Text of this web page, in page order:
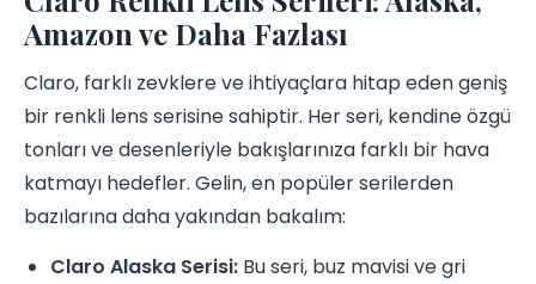
Amazon ve Daha Fazlası
Claro, farklı zevklere ve ihtiyaçlara hitap eden geniş
bir renkli lens serisine sahiptir. Her seri, kendine özgü
tonları ve desenleriyle bakışlarınıza farklı bir hava
katmayı hedefler. Gelin, en popüler serilerden
bazılarına daha yakından bakalım:
Claro Alaska Serisi: Bu seri, buz mavisi ve gri